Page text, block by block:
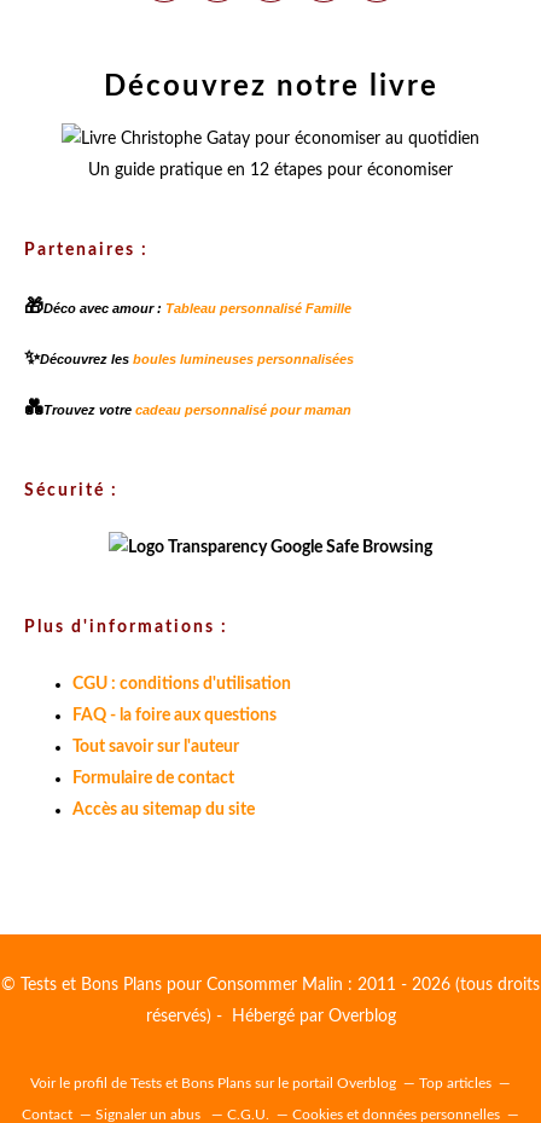
Découvrez notre livre
Un guide pratique en 12 étapes pour économiser
Partenaires :
🎁Déco avec amour : Tableau personnalisé Famille
✨Découvrez les boules lumineuses personnalisées
💑Trouvez votre cadeau personnalisé pour maman
Sécurité :
Plus d'informations :
CGU : conditions d'utilisation
FAQ - la foire aux questions
Tout savoir sur l'auteur
Formulaire de contact
Accès au sitemap du site
© Tests et Bons Plans pour Consommer Malin : 2011 - 2026 (tous droits
réservés) - Hébergé par Overblog
Voir le profil de Tests et Bons Plans sur le portail Overblog Top articles
Contact Signaler un abus C.G.U. Cookies et données personnelles